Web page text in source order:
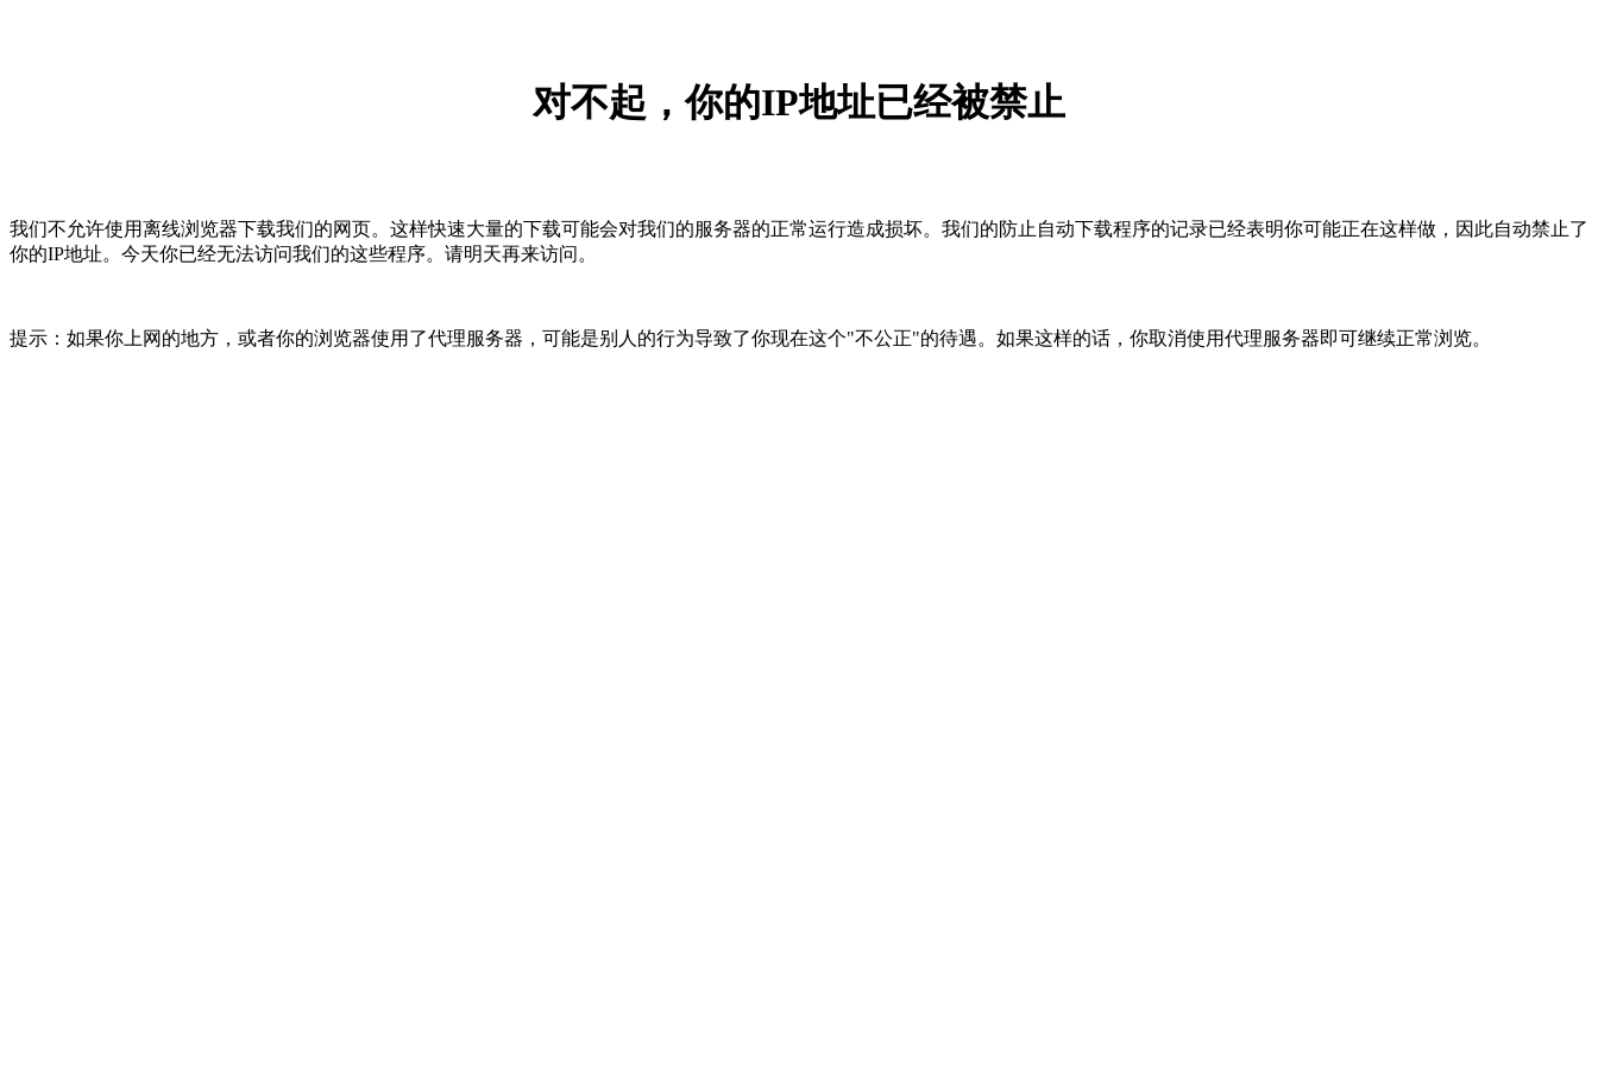
对不起，你的IP地址已经被禁止
我们不允许使用离线浏览器下载我们的网页。这样快速大量的下载可能会对我们的服务器的正常运行造成损坏。我们的防止自动下载程序的记录已经表明你可能正在这样做，因此自动禁止了
你的IP地址。今天你已经无法访问我们的这些程序。请明天再来访问。
提示：如果你上网的地方，或者你的浏览器使用了代理服务器，可能是别人的行为导致了你现在这个"不公正"的待遇。如果这样的话，你取消使用代理服务器即可继续正常浏览。